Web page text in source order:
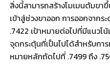
สิ่งนี้สามารถสร้างโมเมนตัมข
เข้าสู่ช่วงขาออก การออกจาก
.7422 เป้าหมายต่อไปที่มีแนวโ
จุดกระตุ้นที่เป็นไปได้สำหรับกา
หมายหลักถัดไปที่ .7499 ถึง